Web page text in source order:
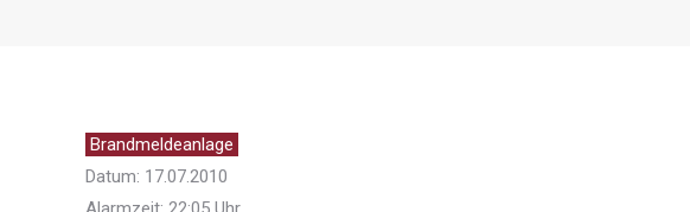
Brandmeldeanlage
Datum: 17.07.2010